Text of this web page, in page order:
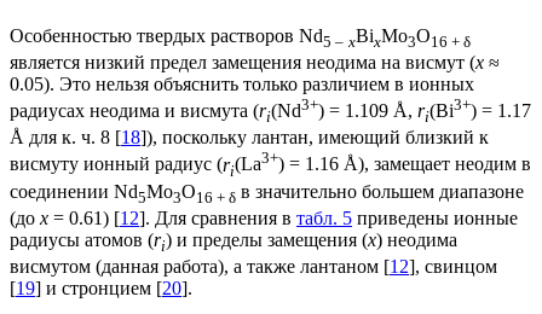
Особенностью твердых растворов Nd5 – xBixMo3O16 + δ
является низкий предел замещения неодима на висмут (x ≈
0.05). Это нельзя объяснить только различием в ионных
радиусах неодима и висмута (ri(Nd3+) = 1.109 Å, ri(Bi3+) = 1.17
Å для к. ч. 8 [18]), поскольку лантан, имеющий близкий к
висмуту ионный радиус (ri(La3+) = 1.16 Å), замещает неодим в
соединении Nd5Mo3O16 + δ в значительно большем диапазоне
(до x = 0.61) [12]. Для сравнения в табл. 5 приведены ионные
радиусы атомов (ri) и пределы замещения (x) неодима
висмутом (данная работа), а также лантаном [12], свинцом
[19] и стронцием [20].